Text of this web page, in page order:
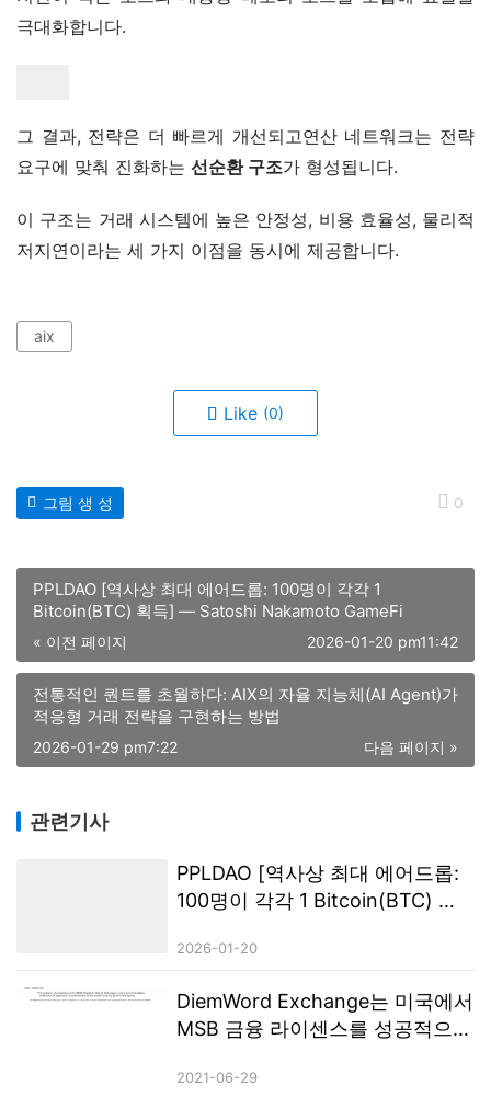
극대화합니다.
그 결과, 전략은 더 빠르게 개선되고연산 네트워크는 전략
요구에 맞춰 진화하는 선순환 구조가 형성됩니다.
이 구조는 거래 시스템에 높은 안정성, 비용 효율성, 물리적
저지연이라는 세 가지 이점을 동시에 제공합니다.
aix
Like (0)
0
그림 생 성
PPLDAO [역사상 최대 에어드롭: 100명이 각각 1
Bitcoin(BTC) 획득] — Satoshi Nakamoto GameFi
« 이전 페이지 2026-01-20 pm11:42
전통적인 퀀트를 초월하다: AIX의 자율 지능체(AI Agent)가
적응형 거래 전략을 구현하는 방법
다음 페이지 »
2026-01-29 pm7:22
관련기사
PPLDAO [역사상 최대 에어드롭:
100명이 각각 1 Bitcoin(BTC) 획
GameFi
2026-01-20
DiemWord Exchange는 미국에서
MSB 금융 라이센스를 성공적으로
벌 배포가 곧 시작됩니다.
2021-06-29